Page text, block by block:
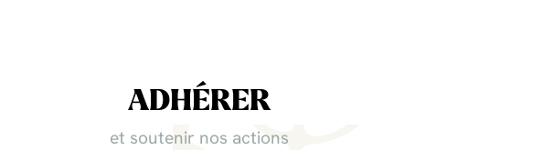
ADHÉRER
et soutenir nos actions